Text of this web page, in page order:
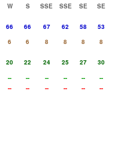
W S SSE SSE SE SE
66 66 67 62 58 53
6 6 8 8 8 8
20 22 24 25 27 30
-- -- -- -- -- --
-- -- -- -- -- --